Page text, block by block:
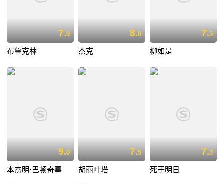
7.9
布鲁克林
8.0
杰克
7.3
柳如是
9.0
本杰明·巴顿奇事
7.5
胡丽叶塔
7.3
死于明日